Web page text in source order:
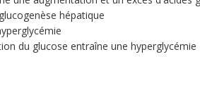
hépatique
du glucose entraîne une hyperglycémie